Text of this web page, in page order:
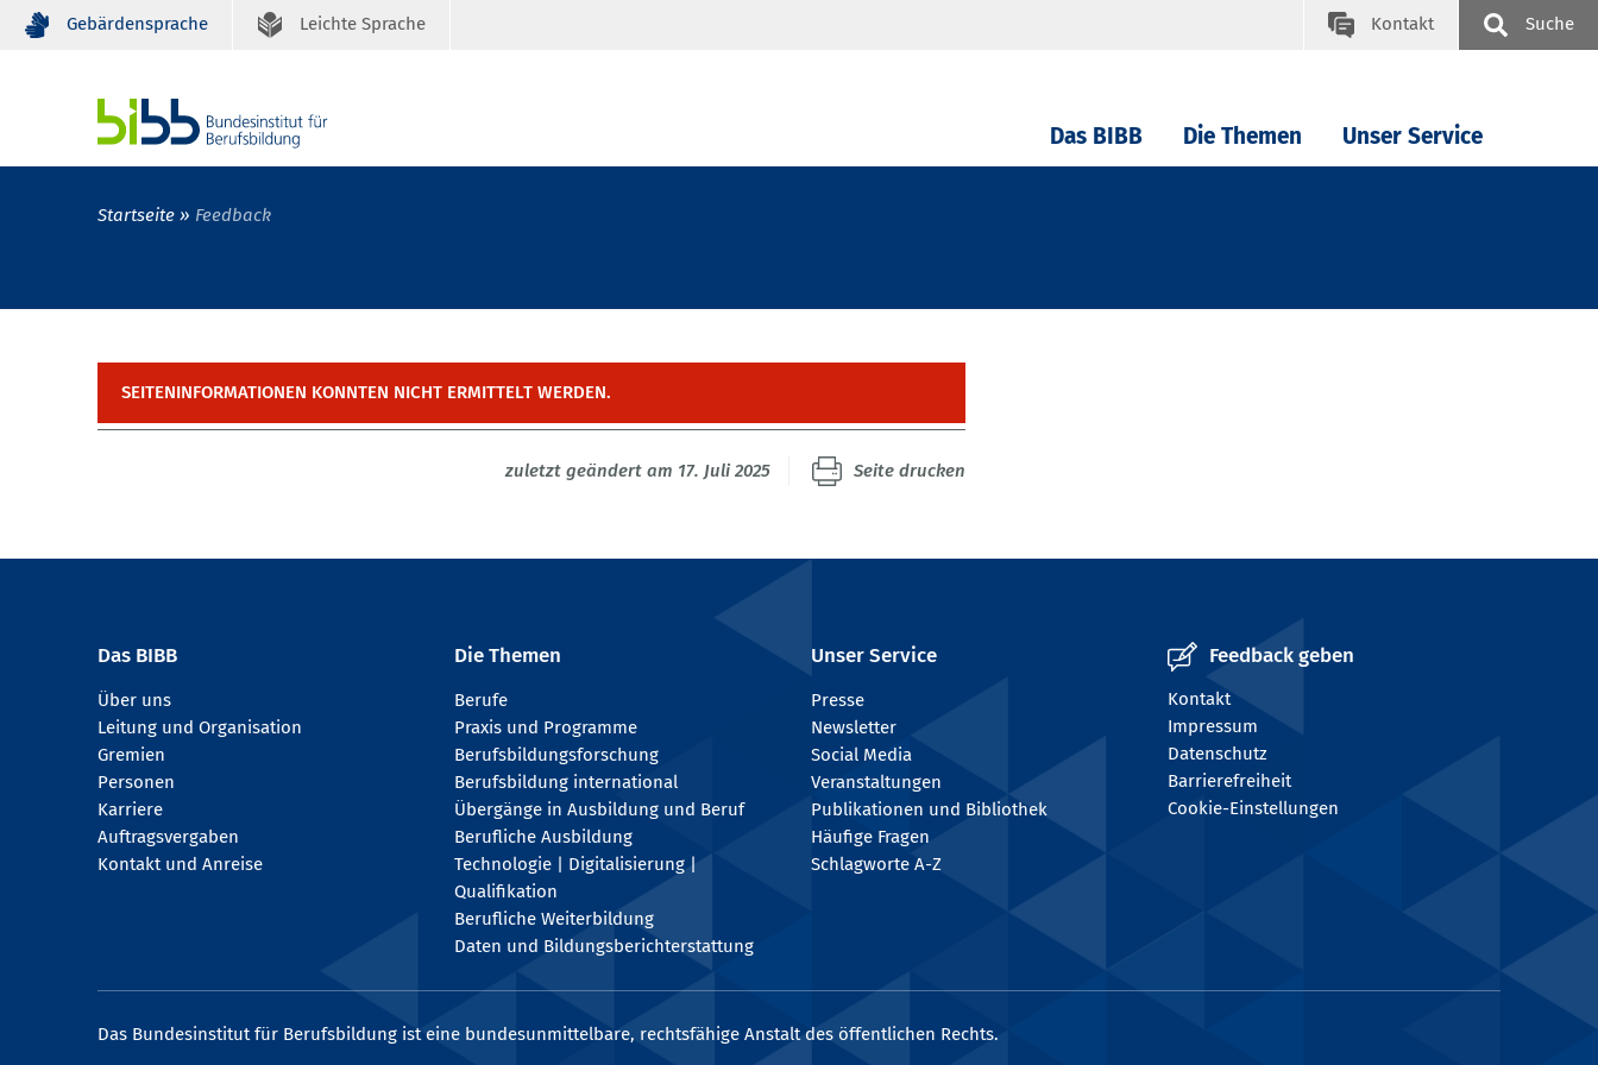
Gebärdensprache Leichte Sprache Kontakt Suche
Das BIBB Die Themen Unser Service
Startseite Feedback
SEITENINFORMATIONEN KONNTEN NICHT ERMITTELT WERDEN.
zuletzt geändert am 17. Juli 2025 Seite drucken
Das BIBB
Über uns
Leitung und Organisation
Gremien
Personen
Karriere
Auftragsvergaben
Kontakt und Anreise
Die Themen
Berufe
Praxis und Programme
Berufsbildungsforschung
Berufsbildung international
Übergänge in Ausbildung und Beruf
Berufliche Ausbildung
Technologie | Digitalisierung |
Qualifikation
Berufliche Weiterbildung
Daten und Bildungsberichterstattung
Unser Service
Presse
Newsletter
Social Media
Veranstaltungen
Publikationen und Bibliothek
Häufige Fragen
Schlagworte A-Z
Feedback geben
Kontakt
Impressum
Datenschutz
Barrierefreiheit
Cookie-Einstellungen
Das Bundesinstitut für Berufsbildung ist eine bundesunmittelbare, rechtsfähige Anstalt des öffentlichen Rechts.